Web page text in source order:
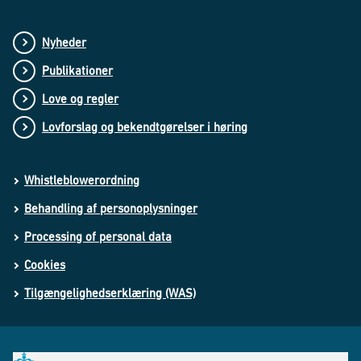
Nyheder
Publikationer
Love og regler
Lovforslag og bekendtgørelser i høring
Whistleblowerordning
Behandling af personoplysninger
Processing of personal data
Cookies
Tilgængelighedserklæring (WAS)